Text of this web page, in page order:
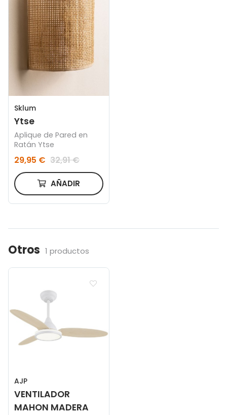
Sklum
Ytse
Aplique de Pared en
Ratán Ytse
29,95 € 32,91 €
AÑADIR
Otros 1 productos
AJP
VENTILADOR
MAHON MADERA